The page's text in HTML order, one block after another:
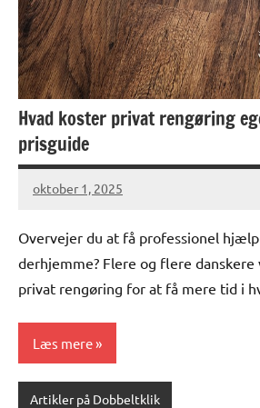
Hvad koster privat rengøring
prisguide
oktober 1, 2025
Overvejer du at få professionel
derhjemme? Flere og flere
privat rengøring for at få mere tid i
Læs mere
Artikler på Dobbeltklik